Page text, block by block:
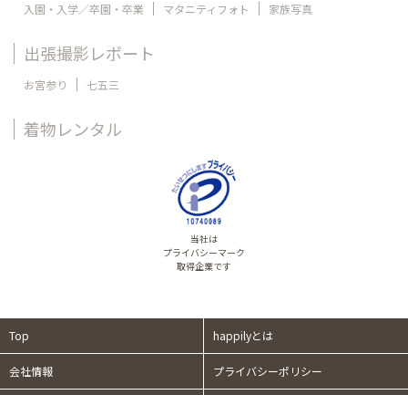
入園・入学／卒園・卒業
マタニティフォト 家族写真
出張撮影レポート
お宮参り 七五三
着物レンタル
当社は
プライバシーマーク
取得企業です
Top happilyとは
会社情報 プライバシーポリシー